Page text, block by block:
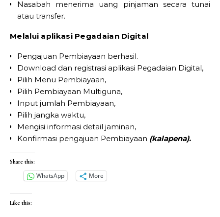
Nasabah menerima uang pinjaman secara tunai
atau transfer.
Melalui aplikasi Pegadaian Digital
Pengajuan Pembiayaan berhasil.
Download dan registrasi aplikasi Pegadaian Digital,
Pilih Menu Pembiayaan,
Pilih Pembiayaan Multiguna,
Input jumlah Pembiayaan,
Pilih jangka waktu,
Mengisi informasi detail jaminan,
Konfirmasi pengajuan Pembiayaan (kalapena).
Share this:
WhatsApp More
Like this: